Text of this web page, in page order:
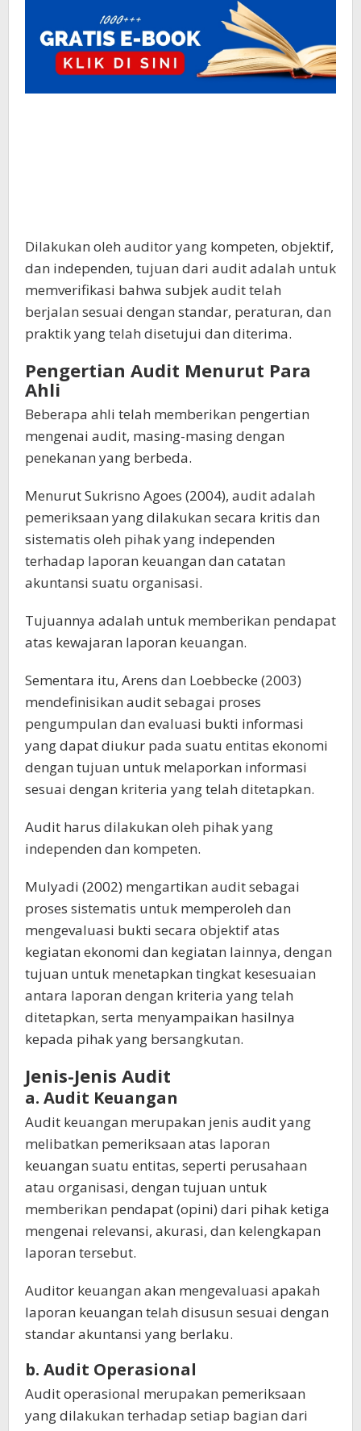
Dilakukan oleh auditor yang kompeten, objektif,
dan independen, tujuan dari audit adalah untuk
memverifikasi bahwa subjek audit telah
berjalan sesuai dengan standar, peraturan, dan
praktik yang telah disetujui dan diterima.
Pengertian Audit Menurut Para
Ahli
Beberapa ahli telah memberikan pengertian
mengenai audit, masing-masing dengan
penekanan yang berbeda.
Menurut Sukrisno Agoes (2004), audit adalah
pemeriksaan yang dilakukan secara kritis dan
sistematis oleh pihak yang independen
terhadap laporan keuangan dan catatan
akuntansi suatu organisasi.
Tujuannya adalah untuk memberikan pendapat
atas kewajaran laporan keuangan.
Sementara itu, Arens dan Loebbecke (2003)
mendefinisikan audit sebagai proses
pengumpulan dan evaluasi bukti informasi
yang dapat diukur pada suatu entitas ekonomi
dengan tujuan untuk melaporkan informasi
sesuai dengan kriteria yang telah ditetapkan.
Audit harus dilakukan oleh pihak yang
independen dan kompeten.
Mulyadi (2002) mengartikan audit sebagai
proses sistematis untuk memperoleh dan
mengevaluasi bukti secara objektif atas
kegiatan ekonomi dan kegiatan lainnya, dengan
tujuan untuk menetapkan tingkat kesesuaian
antara laporan dengan kriteria yang telah
ditetapkan, serta menyampaikan hasilnya
kepada pihak yang bersangkutan.
Jenis-Jenis Audit
a. Audit Keuangan
Audit keuangan merupakan jenis audit yang
melibatkan pemeriksaan atas laporan
keuangan suatu entitas, seperti perusahaan
atau organisasi, dengan tujuan untuk
memberikan pendapat (opini) dari pihak ketiga
mengenai relevansi, akurasi, dan kelengkapan
laporan tersebut.
Auditor keuangan akan mengevaluasi apakah
laporan keuangan telah disusun sesuai dengan
standar akuntansi yang berlaku.
b. Audit Operasional
Audit operasional merupakan pemeriksaan
yang dilakukan terhadap setiap bagian dari